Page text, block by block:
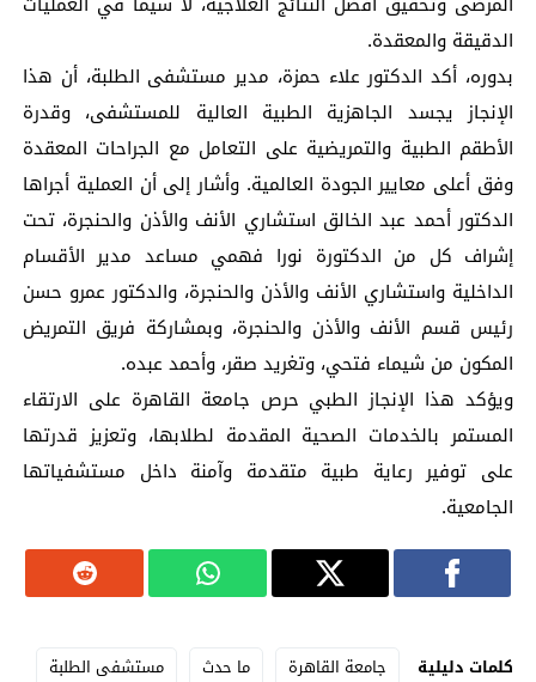
الدقيقة والمعقدة.
بدوره، أكد الدكتور علاء حمزة، مدير مستشفى الطلبة، أن هذا
الإنجاز يجسد الجاهزية الطبية العالية للمستشفى، وقدرة
الأطقم الطبية والتمريضية على التعامل مع الجراحات المعقدة
وفق أعلى معايير الجودة العالمية. وأشار إلى أن العملية أجراها
الدكتور أحمد عبد الخالق استشاري الأنف والأذن والحنجرة، تحت
إشراف كل من الدكتورة نورا فهمي مساعد مدير الأقسام
الداخلية واستشاري الأنف والأذن والحنجرة، والدكتور عمرو حسن
رئيس قسم الأنف والأذن والحنجرة، وبمشاركة فريق التمريض
المكون من شيماء فتحي، وتغريد صقر، وأحمد عبده.
ويؤكد هذا الإنجاز الطبي حرص جامعة القاهرة على الارتقاء
المستمر بالخدمات الصحية المقدمة لطلابها، وتعزيز قدرتها
على توفير رعاية طبية متقدمة وآمنة داخل مستشفياتها
الجامعية.
كلمات دليلية جامعة القاهرة ما حدث
مستشفى الطلبة